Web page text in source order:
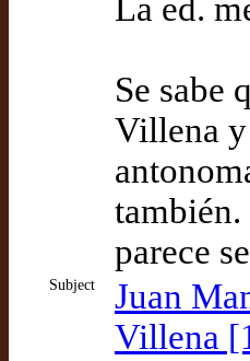
La ed.
Se sabe
Villena
parece
Subject
Juan
Villena